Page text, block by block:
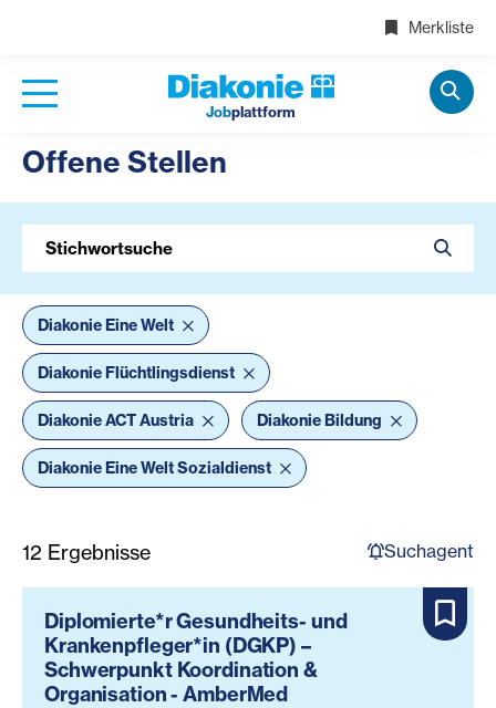
Merkliste
Jobplattform
Offene Stellen
Diakonie Eine Welt
Diakonie Flüchtlingsdienst
Diakonie ACT Austria Diakonie Bildung
Diakonie Eine Welt Sozialdienst
12 Ergebnisse Suchagent
Diplomierte*r Gesundheits- und
Krankenpfleger*in (DGKP) –
Schwerpunkt Koordination &
Organisation - AmberMed